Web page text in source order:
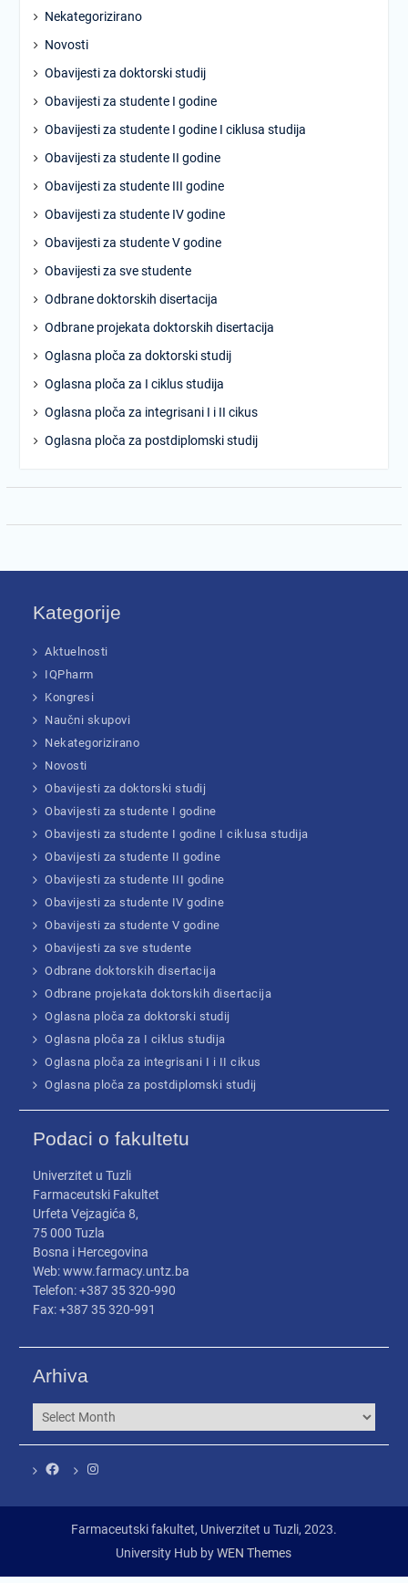
Nekategorizirano
Novosti
Obavijesti za doktorski studij
Obavijesti za studente I godine
Obavijesti za studente I godine I ciklusa studija
Obavijesti za studente II godine
Obavijesti za studente III godine
Obavijesti za studente IV godine
Obavijesti za studente V godine
Obavijesti za sve studente
Odbrane doktorskih disertacija
Odbrane projekata doktorskih disertacija
Oglasna ploča za doktorski studij
Oglasna ploča za I ciklus studija
Oglasna ploča za integrisani I i II cikus
Oglasna ploča za postdiplomski studij
Kategorije
Aktuelnosti
IQPharm
Kongresi
Naučni skupovi
Nekategorizirano
Novosti
Obavijesti za doktorski studij
Obavijesti za studente I godine
Obavijesti za studente I godine I ciklusa studija
Obavijesti za studente II godine
Obavijesti za studente III godine
Obavijesti za studente IV godine
Obavijesti za studente V godine
Obavijesti za sve studente
Odbrane doktorskih disertacija
Odbrane projekata doktorskih disertacija
Oglasna ploča za doktorski studij
Oglasna ploča za I ciklus studija
Oglasna ploča za integrisani I i II cikus
Oglasna ploča za postdiplomski studij
Podaci o fakultetu
Univerzitet u Tuzli
Farmaceutski Fakultet
Urfeta Vejzagića 8,
75 000 Tuzla
Bosna i Hercegovina
Web: www.farmacy.untz.ba
Telefon: +387 35 320-990
Fax: +387 35 320-991
Arhiva
Arhiva
FacebookInstagram
Farmaceutski fakultet, Univerzitet u Tuzli, 2023.
University Hub byWEN Themes